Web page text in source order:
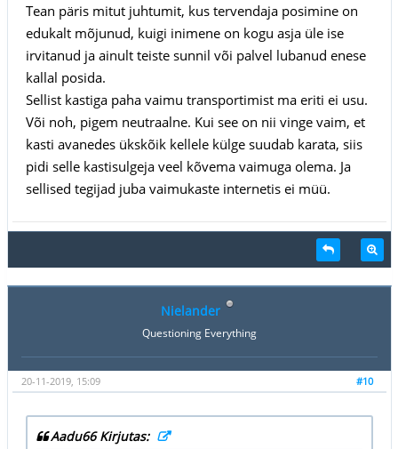
Tean päris mitut juhtumit, kus tervendaja posimine on
edukalt mõjunud, kuigi inimene on kogu asja üle ise
irvitanud ja ainult teiste sunnil või palvel lubanud enese
kallal posida.
Sellist kastiga paha vaimu transportimist ma eriti ei usu.
Või noh, pigem neutraalne. Kui see on nii vinge vaim, et
kasti avanedes ükskõik kellele külge suudab karata, siis
pidi selle kastisulgeja veel kõvema vaimuga olema. Ja
sellised tegijad juba vaimukaste internetis ei müü.
Nielander
Questioning Everything
#10
20-11-2019, 15:09
Aadu66 Kirjutas: